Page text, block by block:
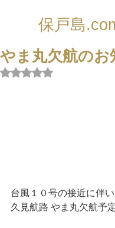
保戸島
やま丸欠航のお
5つ星のうちNaNと評価
台風１０号の接近に伴
久見航路 やま丸欠航予